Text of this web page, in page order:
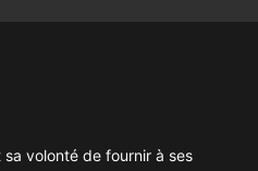
volonté de fournir à ses